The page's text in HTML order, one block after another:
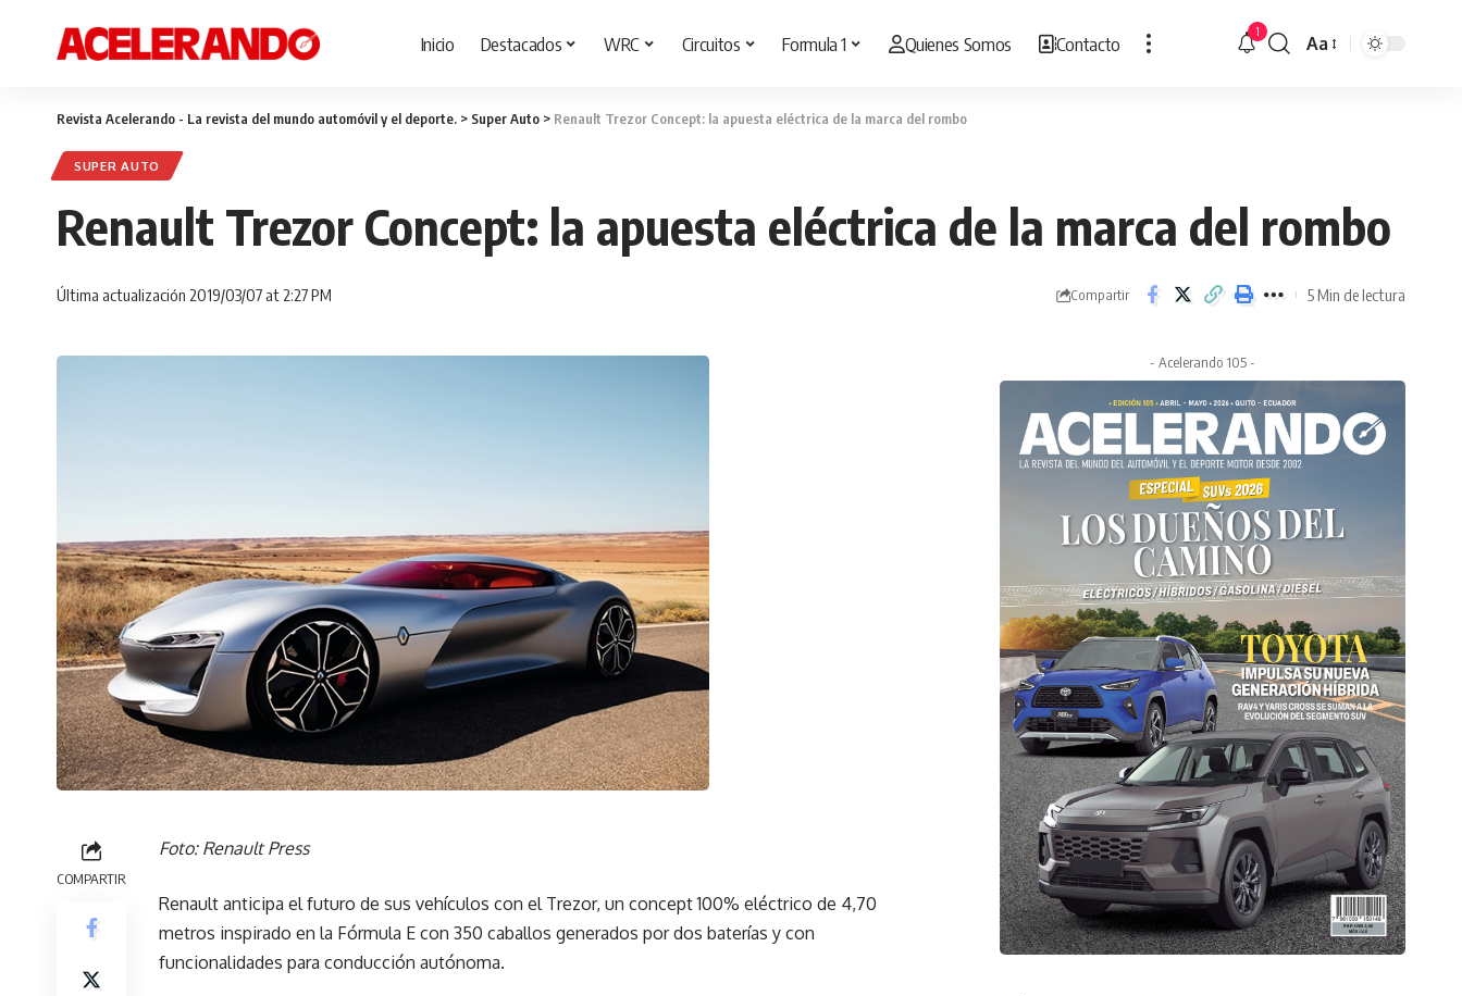
Inicio Destacados WRC Circuitos Formula 1 Quienes Somos Contacto 1
Cambiar
Aa
Revista Acelerando - La revista del mundo automóvil y el deporte. > Super Auto > Renault Trezor Concept: la apuesta eléctrica de la marca del rombo
SUPER AUTO
Renault Trezor Concept: la apuesta eléctrica de la marca del rombo
Última actualización 2019/03/07 at 2:27 PM Compartir 5 Min de lectura
COMPARTIR
Foto: Renault Press
Renault anticipa el futuro de sus vehículos con el Trezor, un concept 100% eléctrico de 4,70
metros inspirado en la Fórmula E con 350 caballos generados por dos baterías y con
funcionalidades para conducción autónoma.
- Acelerando 105 -